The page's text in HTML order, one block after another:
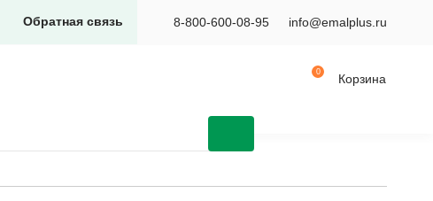
8-800-600-08-95 info@emalplus.ru
Обратная связь
Корзина